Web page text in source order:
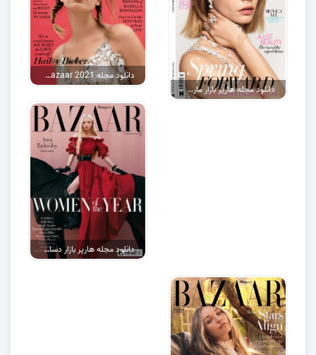
دانلود مجله هارپر بازار مارس 2022
دانلود مجله harper’s bazaar 2021
دانلود مجله هارپر بازار دسامبر ۲۰۲۲